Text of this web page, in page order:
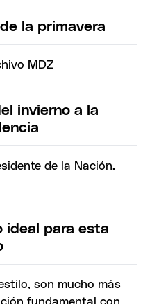
la primavera
invierno a la
ideal para esta